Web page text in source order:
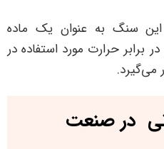
سنگ به عنوان یک ماده
برابر حرارت مورد استفاده در
می‌گیرد.
در صنعت